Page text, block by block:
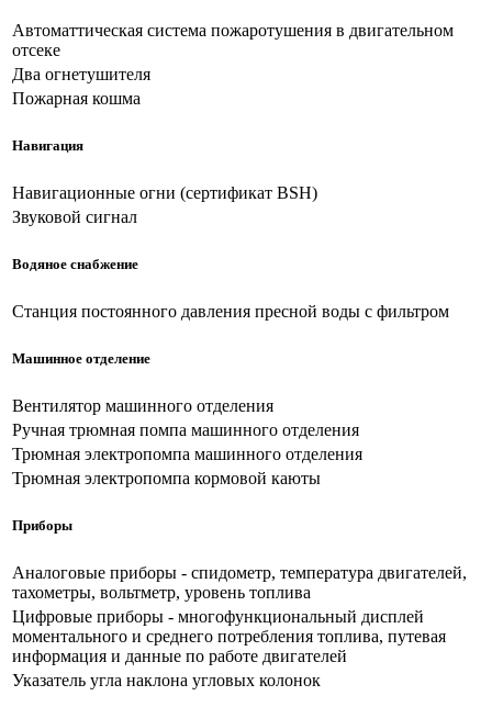
Автоматтическая система пожаротушения в двигательном
отсеке
Два огнетушителя
Пожарная кошма
Навигация
Навигационные огни (сертификат BSH)
Звуковой сигнал
Водяное снабжение
Станция постоянного давления пресной воды с фильтром
Машинное отделение
Вентилятор машинного отделения
Ручная трюмная помпа машинного отделения
Трюмная электропомпа машинного отделения
Трюмная электропомпа кормовой каюты
Приборы
Аналоговые приборы - спидометр, температура двигателей,
тахометры, вольтметр, уровень топлива
Цифровые приборы - многофункциональный дисплей
моментального и среднего потребления топлива, путевая
информация и данные по работе двигателей
Указатель угла наклона угловых колонок